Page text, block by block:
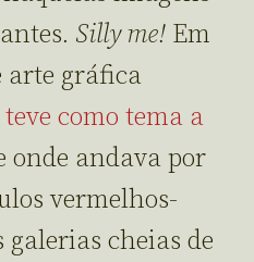
. Silly me! Em
arte gráfica
como tema a
onde andava por
vermelhos-
galerias cheias de